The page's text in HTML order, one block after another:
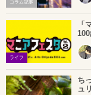
コラム記事
ライフ
「
100
ち
ュ